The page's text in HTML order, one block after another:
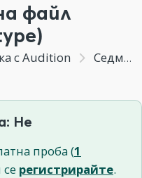
файл
с Audition Седмица 2 - Запис на глас и основни инструменти
Не
проба (1
се регистрирайте.